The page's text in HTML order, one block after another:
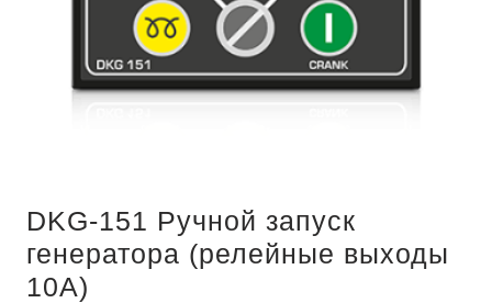
DKG-151 Ручной запуск
генератора (релейные выходы
10А)